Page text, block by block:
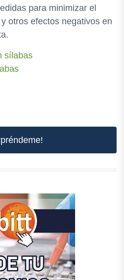
para minimizar el
otros efectos negativos en
sílabas